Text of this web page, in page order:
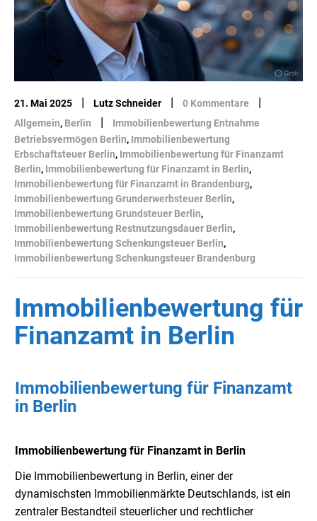
21. Mai 2025 | Lutz Schneider | 0 Kommentare |
Allgemein, Berlin |
Immobilienbewertung Entnahme
Betriebsvermögen Berlin, Immobilienbewertung
Erbschaftsteuer Berlin, Immobilienbewertung für Finanzamt
Berlin, Immobilienbewertung für Finanzamt in Berlin,
Immobilienbewertung für Finanzamt in Brandenburg,
Immobilienbewertung Grunderwerbsteuer Berlin,
Immobilienbewertung Grundsteuer Berlin,
Immobilienbewertung Restnutzungsdauer Berlin,
Immobilienbewertung Schenkungsteuer Berlin,
Immobilienbewertung Schenkungsteuer Brandenburg
Immobilienbewertung für
Finanzamt in Berlin
Immobilienbewertung für Finanzamt
in Berlin
Immobilienbewertung für Finanzamt in Berlin
Die Immobilienbewertung in Berlin, einer der
dynamischsten Immobilienmärkte Deutschlands, ist ein
zentraler Bestandteil steuerlicher und rechtlicher